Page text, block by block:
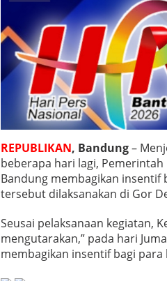
P
a
r
K
a
d
e
r
P
o
y
a
n
d
REPUBLIKAN, Bandung–
beberapa hari lagi,
Bandung membagikan insentif
tersebut dilaksanakan di Gor
Seusai pelaksanaan kegiatan,
mengutarakan,” pada hari
membagikan insentif bagi para